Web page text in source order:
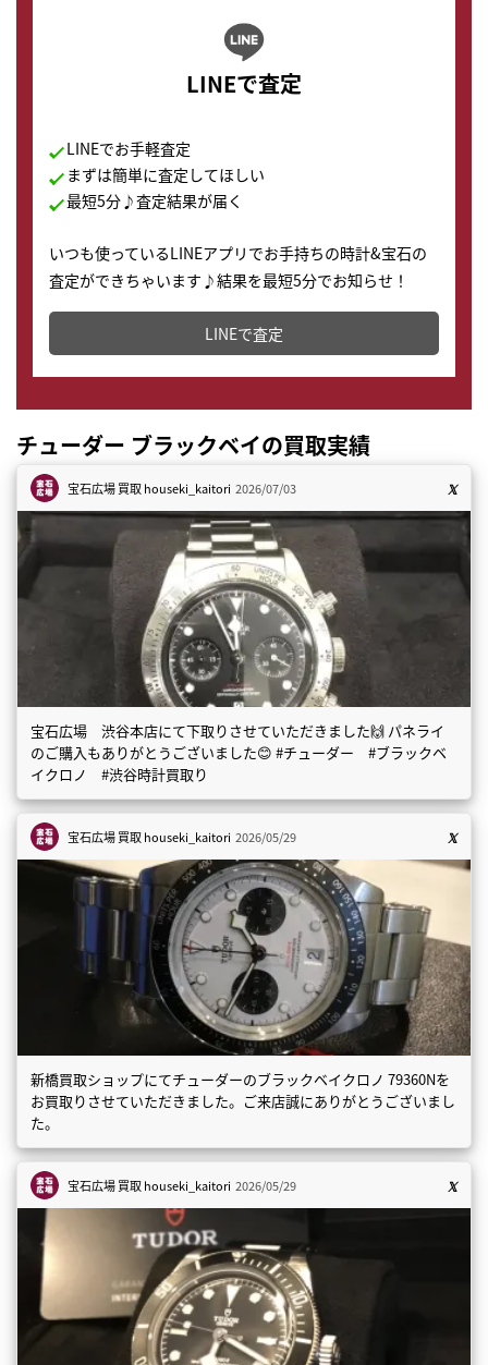
LINEで査定
LINEでお手軽査定
まずは簡単に査定してほしい
最短5分♪査定結果が届く
いつも使っているLINEアプリでお手持ちの時計&宝石の
査定ができちゃいます♪結果を最短5分でお知らせ！
どこからでもすぐに査定金額を知ることが出来ます。
LINEで査定
チューダー ブラックベイの買取実績
宝石広場 買取houseki_kaitori 2026/07/03
宝石広場 渋谷本店にて下取りさせていただきました🙌 パネライ
のご購入もありがとうございました😊 #チューダー #ブラックベ
イクロノ #渋谷時計買取り
宝石広場 買取houseki_kaitori 2026/05/29
新橋買取ショップにてチューダーのブラックベイクロノ 79360Nを
お買取りさせていただきました。ご来店誠にありがとうございまし
た。
宝石広場 買取houseki_kaitori 2026/05/29